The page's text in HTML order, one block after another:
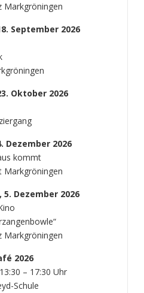
Markgröningen
September 2026
Oktober 2026
Dezember 2026
kommt
Markgröningen
5. Dezember 2026
Markgröningen
2026
– 17:30 Uhr
Schule